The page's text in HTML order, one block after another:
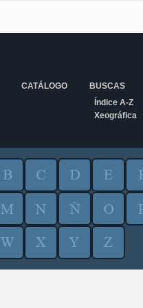
CATÁLOGO
BUSCAS
Índice A-Z
Xeográfica